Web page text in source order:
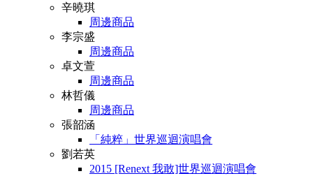
辛曉琪
周邊商品
李宗盛
周邊商品
卓文萱
周邊商品
林哲儀
周邊商品
張韶涵
「純粹」世界巡迴演唱會
劉若英
2015 [Renext 我敢]世界巡迴演唱會